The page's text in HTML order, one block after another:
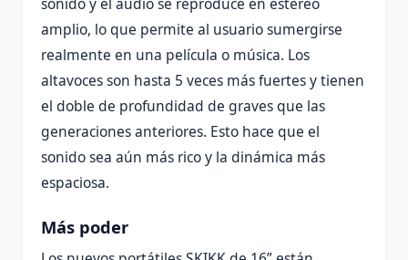
amplio, lo que permite al usuario sumergirse
realmente en una película o música. Los
altavoces son hasta 5 veces más fuertes y tienen
el doble de profundidad de graves que las
generaciones anteriores. Esto hace que el
sonido sea aún más rico y la dinámica más
espaciosa.
Más poder